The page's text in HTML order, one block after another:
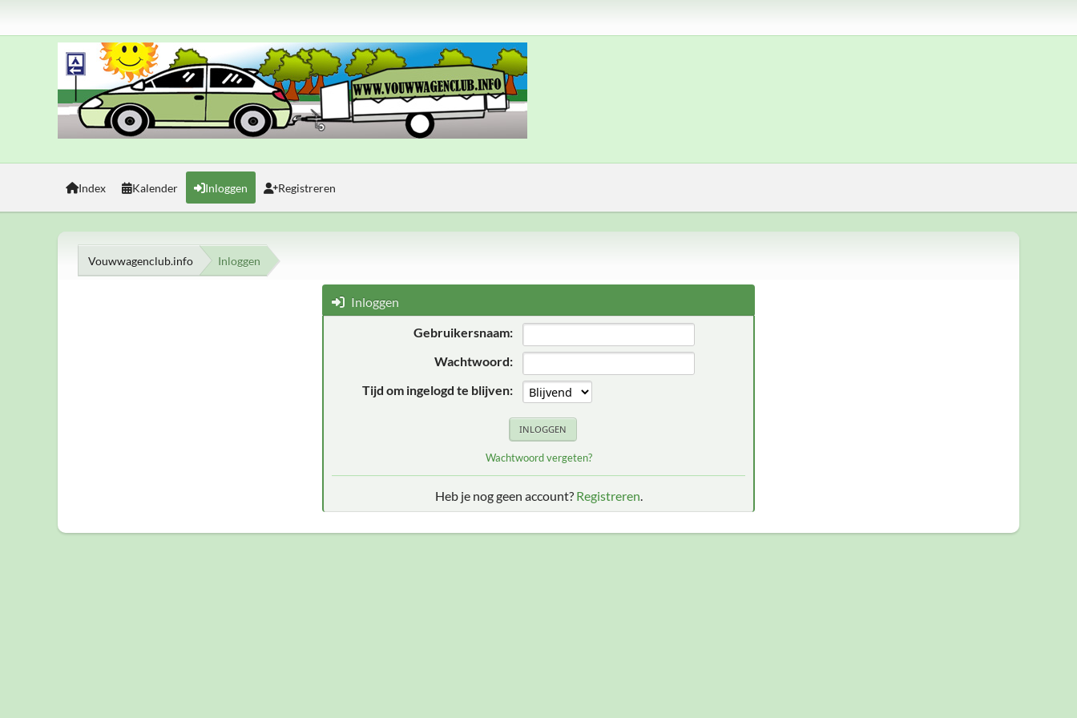
Index Kalender Inloggen Registreren
Vouwwagenclub.info Inloggen
Inloggen
Gebruikersnaam:
Wachtwoord:
Tijd om ingelogd te blijven:
Wachtwoord vergeten?
Heb je nog geen account? Registreren